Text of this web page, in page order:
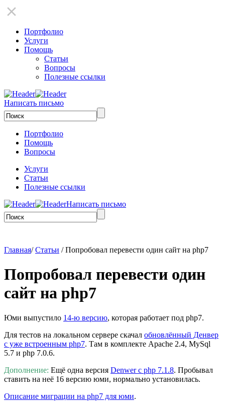
Портфолио
Услуги
Помощь
Статьи
Вопросы
Полезные ссылки
Написать письмо
Портфолио
Помощь
Вопросы
Услуги
Статьи
Полезные ссылки
Написать письмо
Главная/Статьи / Попробовал перевести один сайт на php7
Попробовал перевести один
сайт на php7
Юми выпустило 14-ю версию, которая работает под php7.
Для тестов на локальном сервере скачал обновлённый Денвер
с уже встроенным php7. Там в комплекте Apache 2.4, MySql
5.7 и php 7.0.6.
Дополнение: Ещё одна версия Denwer с php 7.1.8. Пробывал
ставить на неё 16 версию юми, нормально установилась.
Описание миграции на php7 для юми.